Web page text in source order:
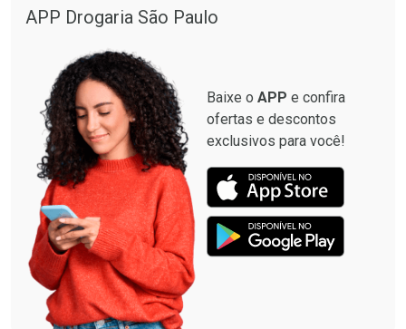
APP Drogaria São Paulo
Baixe o APP e confira
ofertas e descontos
exclusivos para você!